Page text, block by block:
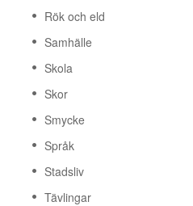
Rök och eld
Samhälle
Skola
Skor
Smycke
Språk
Stadsliv
Tävlingar